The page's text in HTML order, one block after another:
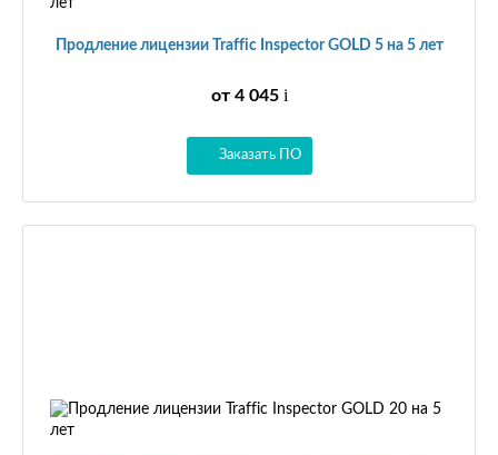
Продление лицензии Traffic Inspector GOLD 5 на 5 лет
от 4 045 i
Заказать ПО